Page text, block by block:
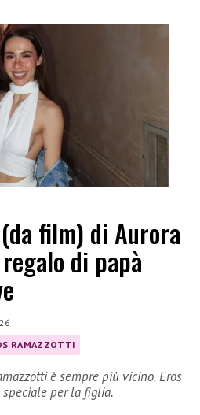
film) di Aurora
di papà
RAMAZZOTTI
è sempre più vicino. Eros
per la figlia.